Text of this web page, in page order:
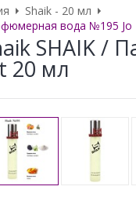
Shaik - 20 мл
вода №195 Jo
SHAIK /
20 мл